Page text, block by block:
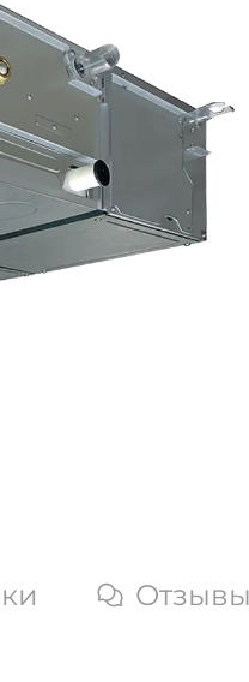
Отзывы